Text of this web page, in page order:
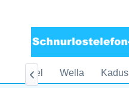
Intel Wella Kadus
